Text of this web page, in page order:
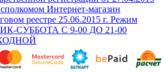
Интернет-магазин
реестре 25.06.2015 г. Режим
СУББОТА С 9-00 ДО 21-00